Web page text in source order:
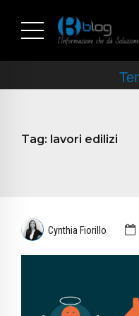
Tag: lavori edilizi
Cynthia Fiorillo